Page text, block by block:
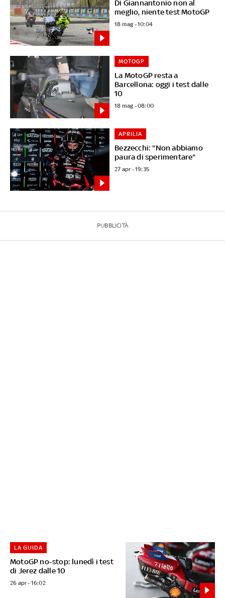
Di Giannantonio non al
meglio, niente test MotoGP
18 mag - 10:04
La MotoGP resta a
Barcellona: oggi i test dalle
10
MOTOGP
18 mag - 08:00
Bezzecchi: "Non abbiamo
paura di sperimentare"
APRILIA
27 apr - 19:35
PUBBLICITÀ
MotoGP no-stop: lunedì i test
di Jerez dalle 10
LA GUIDA
26 apr - 16:02